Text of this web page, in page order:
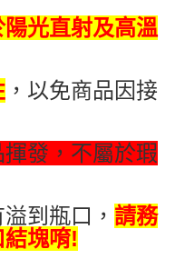
光直射及高溫
，以免商品因接
發，不屬於瑕
到瓶口， 請務
塊唷!